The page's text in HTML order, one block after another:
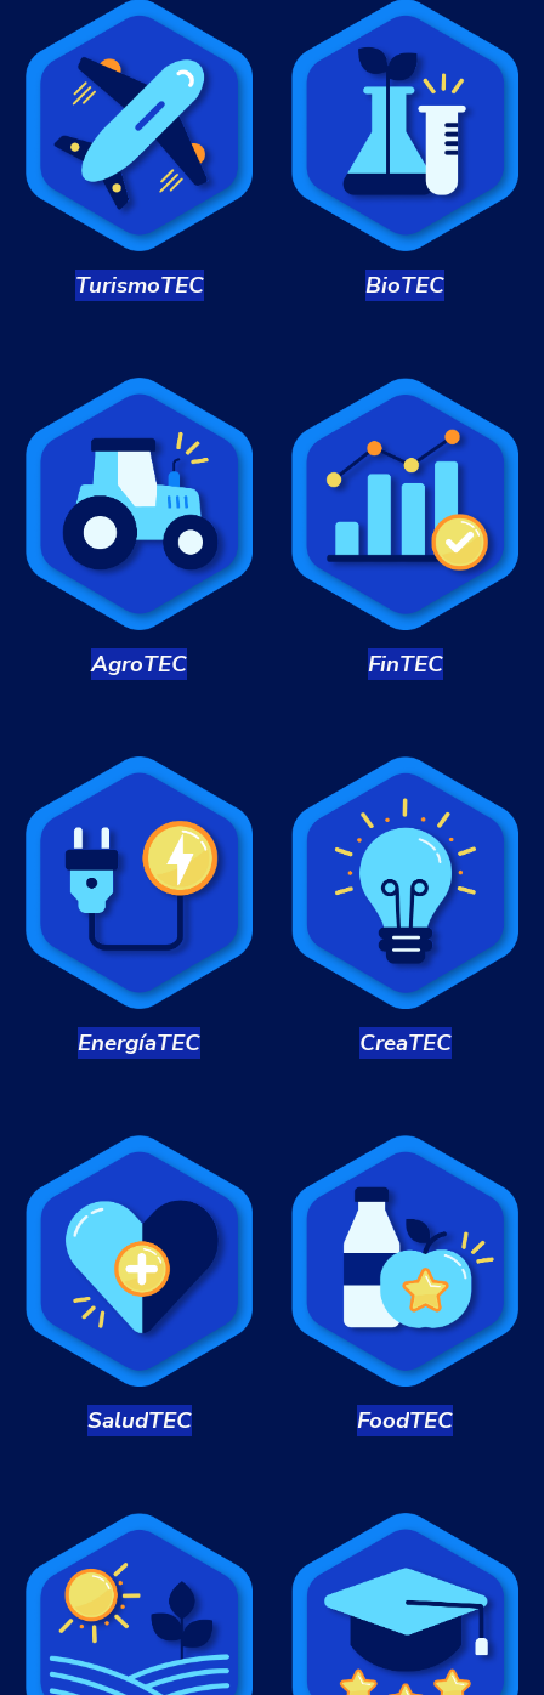
TurismoTEC BioTEC
AgroTEC FinTEC
EnergíaTEC CreaTEC
SaludTEC FoodTEC